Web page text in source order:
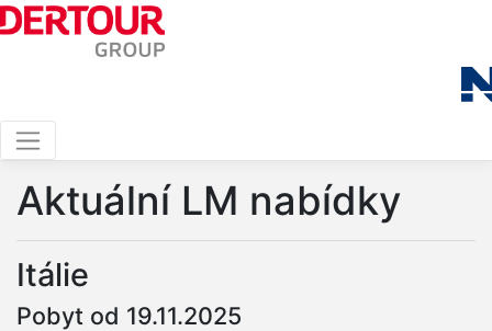
Aktuální LM nabídky
Itálie
Pobyt od 19.11.2025